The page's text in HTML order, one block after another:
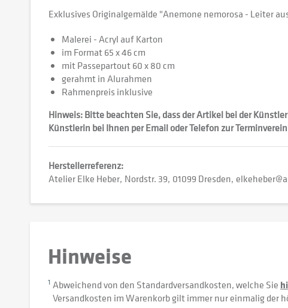
Exklusives Originalgemälde "Anemone nemorosa - Leiter
Malerei - Acryl auf Karton
im Format 65 x 46 cm
mit Passepartout 60 x 80 cm
gerahmt in Alurahmen
Rahmenpreis inklusive
Hinweis: Bitte beachten Sie, dass der Artikel bei der
Künstlerin bei Ihnen per Email oder Telefon zur
Herstellerreferenz:
Atelier Elke Heber Nordstr. 39 01099 Dresden
Hinweise
1 Abweichend von den Standardversandkosten, welche Sie
Versandkosten im Warenkorb gilt immer nur einmalig der